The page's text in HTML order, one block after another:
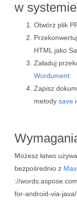
w
Otwórz plik
HTML jako
Załaduj
Wordument
Zapisz
metody save
Możesz łatwo
bezpośrednio z
://
for-android-via-